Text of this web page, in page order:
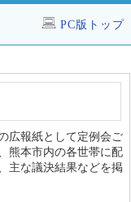
PC版トップ
広報紙として定例会ご
熊本市内の各世帯に配
主な議決結果などを掲